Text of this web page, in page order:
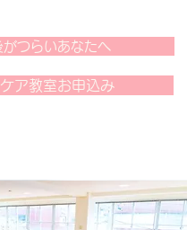
がつらいあなたへ
ア教室お申込み